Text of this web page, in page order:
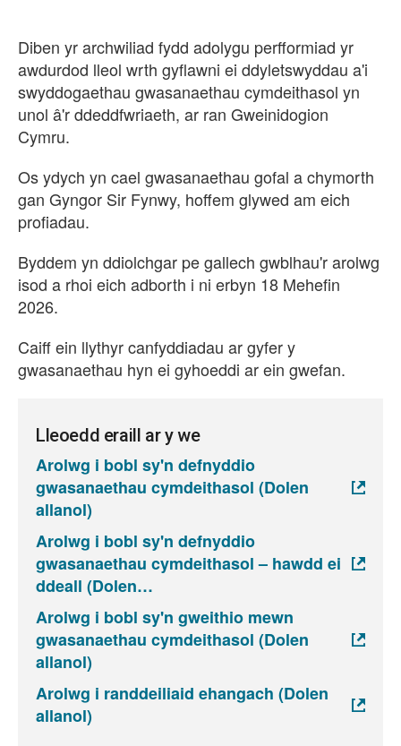
Diben yr archwiliad fydd adolygu perfformiad yr
awdurdod lleol wrth gyflawni ei ddyletswyddau a'i
swyddogaethau gwasanaethau cymdeithasol yn
unol â'r ddeddfwriaeth, ar ran Gweinidogion
Cymru.
Os ydych yn cael gwasanaethau gofal a chymorth
gan Gyngor Sir Fynwy, hoffem glywed am eich
profiadau.
Byddem yn ddiolchgar pe gallech gwblhau'r arolwg
isod a rhoi eich adborth i ni erbyn 18 Mehefin
2026.
Caiff ein llythyr canfyddiadau ar gyfer y
gwasanaethau hyn ei gyhoeddi ar ein gwefan.
Lleoedd eraill ar y we
Arolwg i bobl sy'n defnyddio
gwasanaethau cymdeithasol (Dolen
allanol)
Arolwg i bobl sy'n defnyddio
gwasanaethau cymdeithasol – hawdd ei
ddeall (Dolen
Arolwg i bobl sy'n gweithio mewn
gwasanaethau cymdeithasol (Dolen
allanol)
Arolwg i randdeiliaid ehangach (Dolen
allanol)